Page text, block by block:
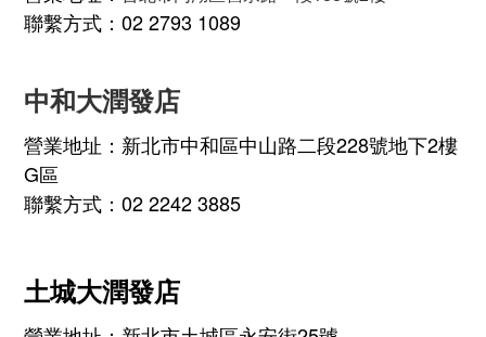
聯繫方式：02 2793 1089
中和大潤發店
營業地址：新北市中和區中山路二段228號地下2樓
G區
聯繫方式：02 2242 3885
土城大潤發店